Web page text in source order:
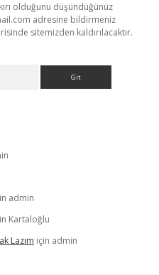
olduğunu düşündüğünüz
adresine bildirmeniz
sitemizden kaldırılacaktır.
admin
Kartaloğlu
Lazım için admin